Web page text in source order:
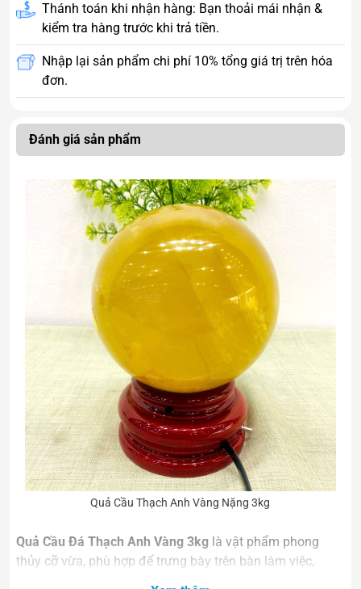
Thánh toán khi nhận hàng: Bạn thoải mái nhận &
kiểm tra hàng trước khi trả tiền.
Nhập lại sản phẩm chi phí 10% tổng giá trị trên hóa
đơn.
Đánh giá sản phẩm
Quả Cầu Thạch Anh Vàng Nặng 3kg
Quả Cầu Đá Thạch Anh Vàng 3kg là vật phẩm phong
thủy cỡ vừa, phù hợp để trưng bày trên bàn làm việc,